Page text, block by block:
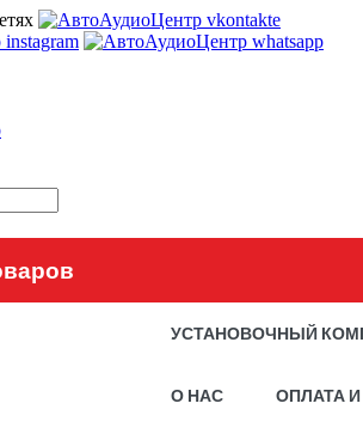
УСТАНОВОЧНЫЙ
О НАС ОПЛАТА